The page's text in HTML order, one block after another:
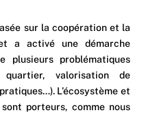
sur la coopération et la
a activé une démarche
plusieurs problématiques
quartier, valorisation de
L’écosystème et
porteurs, comme nous